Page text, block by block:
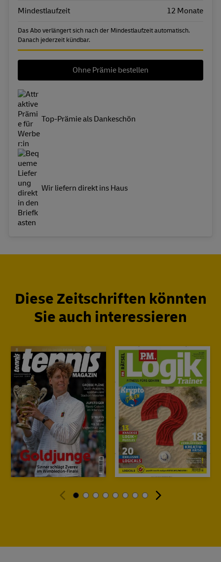
Mindestlaufzeit 12 Monate
Das Abo verlängert sich nach der Mindestlaufzeit automatisch.
Danach jederzeit kündbar.
Ohne Prämie bestellen
Top-Prämie als Dankeschön
Wir liefern direkt ins Haus
Diese Zeitschriften könnten
Sie auch interessieren